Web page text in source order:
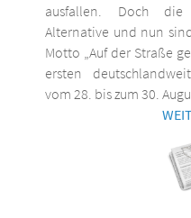
ausfallen. Doch
Alternative und nun
Motto „Auf der Straße
ersten
vom 28. bis zum 30.